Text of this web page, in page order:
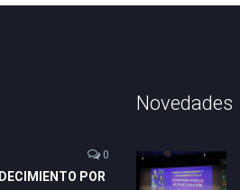
0
POR
Novedades